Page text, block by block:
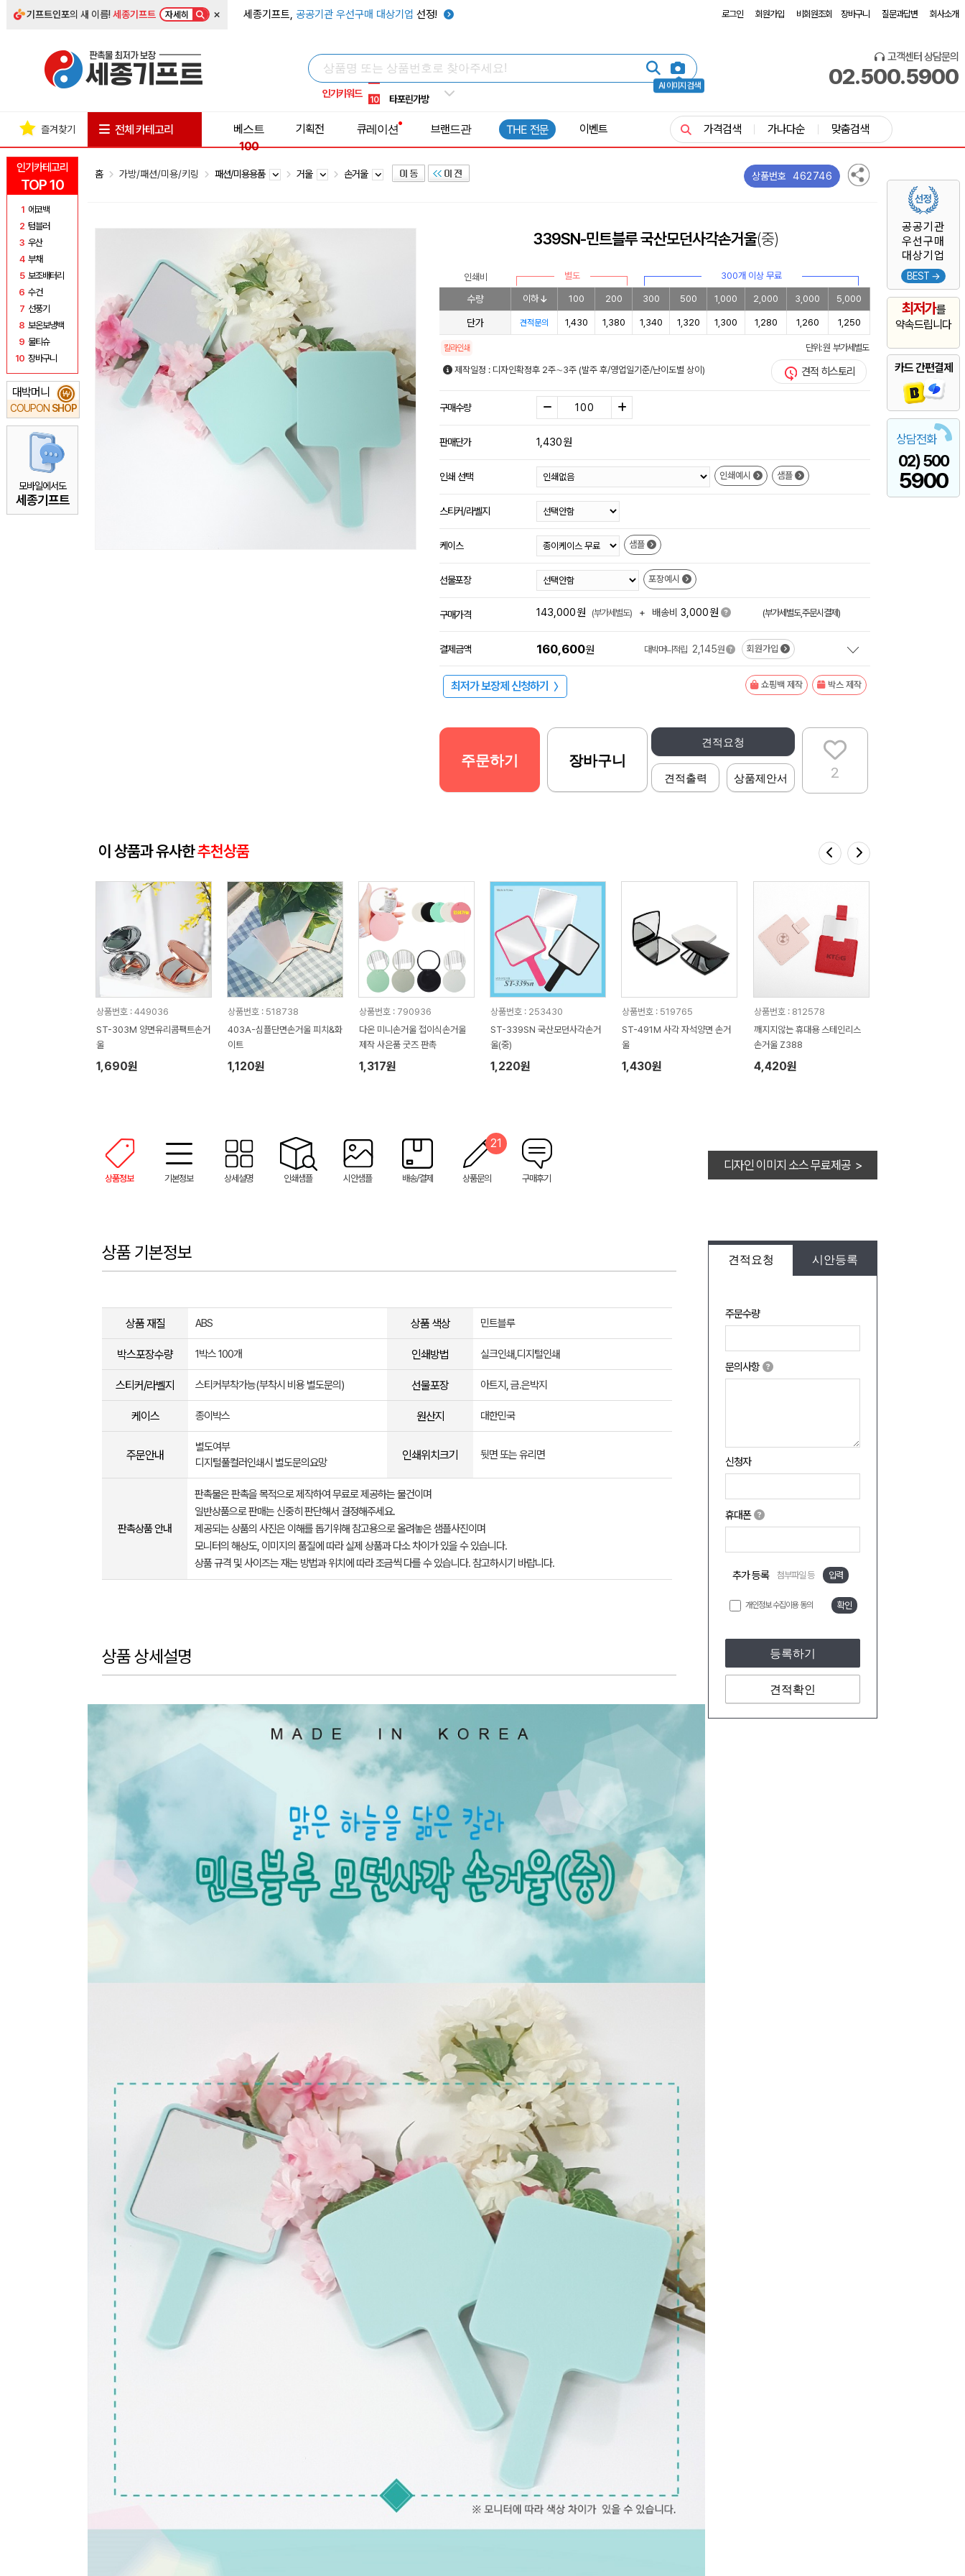
기프트인포의 새 이름!세종기프트 자세히 × 세종기프트, 공공기관 우선구매 대상기업 선정! 로그인 회원가입 비회원조회 장바구니 질문과답변 회사소개
AI 이미지 검색
인기키워드
6 우산
9 넥쿨러
10 타포린가방
고객센터 상담문의
02.500.5900
인기카테고리
TOP 10
1 에코백
2 텀블러
3 우산
4 부채
5 보조배터리
6 수건
7 선풍기
8 보온보냉백
9 물티슈
10 장바구니
대박머니
COUPON SHOP
₩
모바일에서도
세종기프트
공공기관
우선구매
대상기업
BEST →
최저가를
약속드립니다
카드 간편결제
상담전화
02) 500
5900
즐겨찾기 전체 카테고리
베스트
100
기획전 큐레이션 브랜드관 THE 전문 이벤트 가격검색 가나다순 맞춤검색
홈 가방/패션/미용/키링 패션/미용용품 거울 손거울 상품번호 462746
339SN-민트블루 국산모던사각손거울(중)
인쇄비 별도 300개 이상 무료
수량 이하 100 200 300 500 1,000 2,000 3,000 5,000
단가 견적문의 1,430 1,380 1,340 1,320 1,300 1,280 1,260 1,250
칼라인쇄 단위: 원 부가세별도
제작일정 : 디자인확정후 2주∼3주 (발주 후/영업일기준/난이도별 상이) 견적 히스토리
구매수량
판매단가 1,430원
인쇄 선택 인쇄예시 샘플
스티커/라벨지
케이스 샘플
선물포장 포장예시
구매가격 143,000원 (부가세별도) + 배송비 3,000원 (부가세별도,주문시결제)
결제금액 160,600원 대박머니적립 2,145원 회원가입
최저가 보장제 신청하기 〉 쇼핑백 제작 박스 제작
2
견적요청
견적출력 상품제안서
주문하기 장바구니
이 상품과 유사한추천상품
상품번호 : 449036
ST-303M 양면유리콤팩트손거
울
1,690원
상품번호 : 518738
403A-심플단면손거울 피치&화
이트
1,120원
상품번호 : 790936
다온 미니손거울 접이식손거울
제작 사은품 굿즈 판촉
1,317원
상품번호 : 253430
ST-339SN 국산모던사각손거
울(중)
1,220원
상품번호 : 519765
ST-491M 사각 자석양면 손거
울
1,430원
상품번호 : 812578
깨지지않는 휴대용 스테인리스
손거울 Z388
4,420원
상품정보 기본정보 상세설명 인쇄샘플 시안샘플 배송/결제 상품문의
21
구매후기
디자인 이미지 소스 무료제공 >
견적요청 시안등록
주문수량
문의사항
신청자
휴대폰
추가 등록 첨부파일 등 입력
개인정보 수집이용 동의 확인
등록하기
견적확인
상품 기본정보
상품 재질 ABS 상품 색상 민트블루
박스포장수량 1박스 100개 인쇄방법 실크인쇄,디지털인쇄
스티커/라벨지 스티커부착가능(부착시 비용 별도문의) 선물포장 아트지, 금.은박지
케이스 종이박스 원산지 대한민국
주문안내
별도여부
디지털풀컬러인쇄시 별도문의요망
인쇄위치크기 뒷면 또는 유리면
판촉상품 안내
판촉물은 판촉을 목적으로 제작하여 무료로 제공하는 물건이며
일반상품으로 판매는 신중히 판단해서 결정해주세요.
제공되는 상품의 사진은 이해를 돕기위해 참고용으로 올려놓은 샘플사진이며
모니터의 해상도, 이미지의 품질에 따라 실제 상품과 다소 차이가 있을 수 있습니다.
상품 규격 및 사이즈는 재는 방법과 위치에 따라 조금씩 다를 수 있습니다. 참고하시기 바랍니다.
상품 상세설명